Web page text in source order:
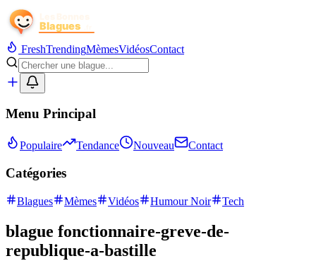
FreshTrendingMèmesVidéosContact
Menu Principal
Populaire Tendance Nouveau Contact
Catégories
Blagues Mèmes Vidéos Humour Noir Tech
blague fonctionnaire-greve-de-
republique-a-bastille